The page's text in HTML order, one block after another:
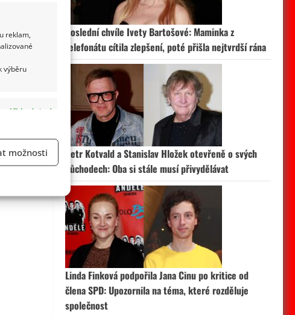
reklam,
výběru
Vždy aktivní
možnosti
Poslední chvíle Ivety Bartošové: Maminka z
telefonátu cítila zlepšení, poté přišla nejtvrdší rána
Petr Kotvald a Stanislav Hložek otevřeně o svých
důchodech: Oba si stále musí přivydělávat
Linda Finková podpořila Jana Cinu po kritice od
člena SPD: Upozornila na téma, které rozděluje
společnost